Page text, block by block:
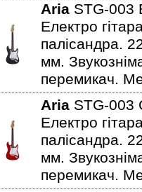
Aria STG-003
Електро
палісандра.
мм.
перемикач.
Aria STG-003
Електро
палісандра.
мм.
перемикач.